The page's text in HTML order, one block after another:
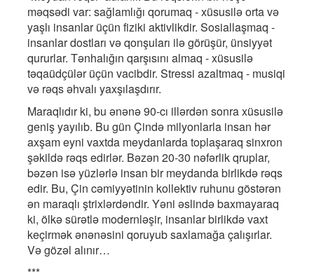
məqsədi var: sağlamlığı qorumaq - xüsusilə orta və
yaşlı insanlar üçün fiziki aktivlikdir. Sosiallaşmaq -
insanlar dostları və qonşuları ilə görüşür, ünsiyyət
qururlar. Tənhalığın qarşısını almaq - xüsusilə
təqaüdçülər üçün vacibdir. Stressi azaltmaq - musiqi
və rəqs əhvalı yaxşılaşdırır.
Maraqlıdır ki, bu ənənə 90-cı illərdən sonra xüsusilə
geniş yayılıb. Bu gün Çində milyonlarla insan hər
axşam eyni vaxtda meydanlarda toplaşaraq sinxron
şəkildə rəqs edirlər. Bəzən 20-30 nəfərlik qruplar,
bəzən isə yüzlərlə insan bir meydanda birlikdə rəqs
edir. Bu, Çin cəmiyyətinin kollektiv ruhunu göstərən
ən maraqlı ştrixlərdəndir. Yəni əslində baxmayaraq
ki, ölkə sürətlə modernləşir, insanlar birlikdə vaxt
keçirmək ənənəsini qoruyub saxlamağa çalışırlar.
Və gözəl alınır…